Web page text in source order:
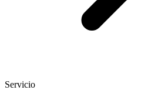
Servicio